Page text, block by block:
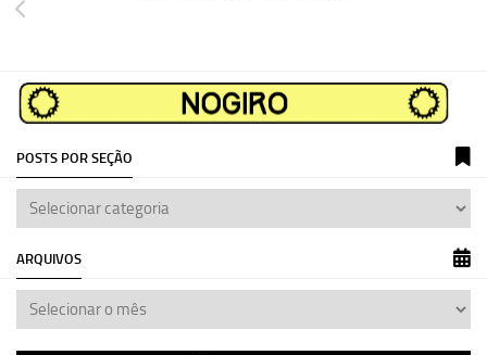
POSTS POR SEÇÃO
ARQUIVOS